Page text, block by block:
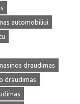
automobiliui
draudimas
draudimas